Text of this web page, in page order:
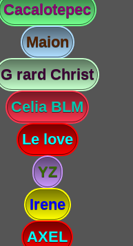
Cacalotepec
Maion
G rard Christ
Celia BLM
Le love
YZ
Irene
AXEL